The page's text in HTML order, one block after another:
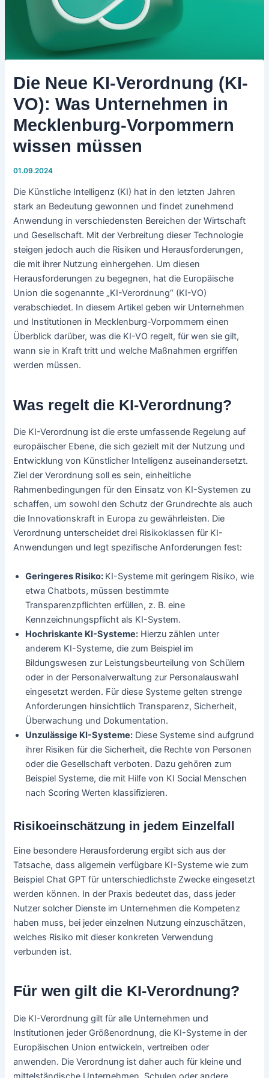
Die Neue KI-Verordnung (KI-
VO): Was Unternehmen in
Mecklenburg-Vorpommern
wissen müssen
01.09.2024
Die Künstliche Intelligenz (KI) hat in den letzten Jahren
stark an Bedeutung gewonnen und findet zunehmend
Anwendung in verschiedensten Bereichen der Wirtschaft
und Gesellschaft. Mit der Verbreitung dieser Technologie
steigen jedoch auch die Risiken und Herausforderungen,
die mit ihrer Nutzung einhergehen. Um diesen
Herausforderungen zu begegnen, hat die Europäische
Union die sogenannte „KI-Verordnung“ (KI-VO)
verabschiedet. In diesem Artikel geben wir Unternehmen
und Institutionen in Mecklenburg-Vorpommern einen
Überblick darüber, was die KI-VO regelt, für wen sie gilt,
wann sie in Kraft tritt und welche Maßnahmen ergriffen
werden müssen.
Was regelt die KI-Verordnung?
Die KI-Verordnung ist die erste umfassende Regelung auf
europäischer Ebene, die sich gezielt mit der Nutzung und
Entwicklung von Künstlicher Intelligenz auseinandersetzt.
Ziel der Verordnung soll es sein, einheitliche
Rahmenbedingungen für den Einsatz von KI-Systemen zu
schaffen, um sowohl den Schutz der Grundrechte als auch
die Innovationskraft in Europa zu gewährleisten. Die
Verordnung unterscheidet drei Risikoklassen für KI-
Anwendungen und legt spezifische Anforderungen fest:
Geringeres Risiko: KI-Systeme mit geringem Risiko, wie
etwa Chatbots, müssen bestimmte
Transparenzpflichten erfüllen, z. B. eine
Kennzeichnungspflicht als KI-System.
Hochriskante KI-Systeme: Hierzu zählen unter
anderem KI-Systeme, die zum Beispiel im
Bildungswesen zur Leistungsbeurteilung von Schülern
oder in der Personalverwaltung zur Personalauswahl
eingesetzt werden. Für diese Systeme gelten strenge
Anforderungen hinsichtlich Transparenz, Sicherheit,
Überwachung und Dokumentation.
Unzulässige KI-Systeme: Diese Systeme sind aufgrund
ihrer Risiken für die Sicherheit, die Rechte von Personen
oder die Gesellschaft verboten. Dazu gehören zum
Beispiel Systeme, die mit Hilfe von KI Social Menschen
nach Scoring Werten klassifizieren.
Risikoeinschätzung in jedem Einzelfall
Eine besondere Herausforderung ergibt sich aus der
Tatsache, dass allgemein verfügbare KI-Systeme wie zum
Beispiel Chat GPT für unterschiedlichste Zwecke eingesetzt
werden können. In der Praxis bedeutet das, dass jeder
Nutzer solcher Dienste im Unternehmen die Kompetenz
haben muss, bei jeder einzelnen Nutzung einzuschätzen,
welches Risiko mit dieser konkreten Verwendung
verbunden ist.
Für wen gilt die KI-Verordnung?
Die KI-Verordnung gilt für alle Unternehmen und
Institutionen jeder Größenordnung, die KI-Systeme in der
Europäischen Union entwickeln, vertreiben oder
anwenden. Die Verordnung ist daher auch für kleine und